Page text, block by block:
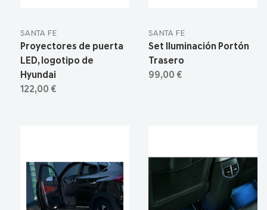
SANTA FE
Proyectores de puerta
LED, logotipo de
Hyundai
122,00 €
SANTA FE
Set Iluminación Portón
Trasero
99,00 €